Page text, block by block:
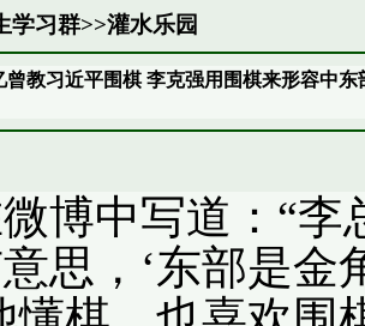
学习群>>灌水乐园
曾教习近平围棋 李克强用围棋来形容中东
博中写道：“
思，‘东部是